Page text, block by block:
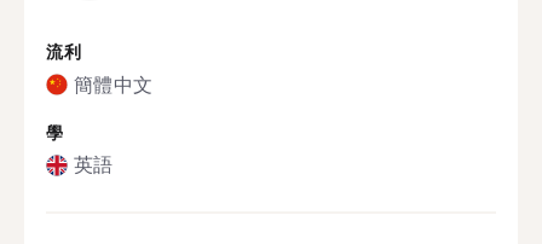
流利
簡體中文
學
英語